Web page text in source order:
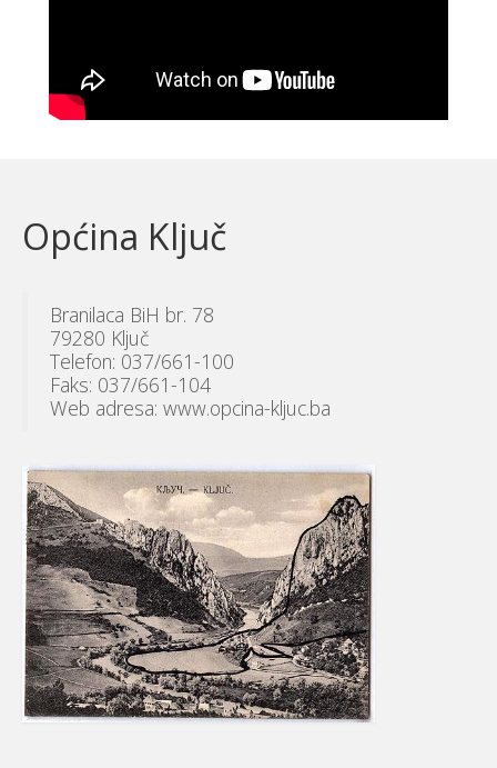
Općina Ključ
Branilaca BiH br. 78
79280 Ključ
Telefon: 037/661-100
Faks: 037/661-104
Web adresa: www.opcina-kljuc.ba